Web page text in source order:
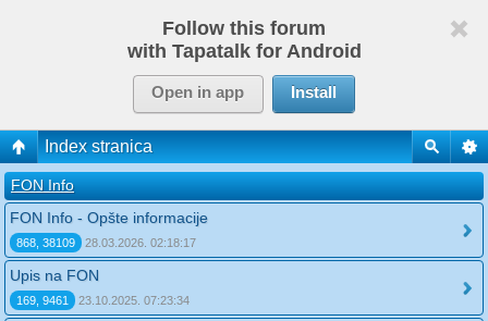
Follow this forum
with Tapatalk for Android
Open in app Install
Index stranica
FON Info
FON Info - Opšte informacije
868, 38109 28.03.2026. 02:18:17
Upis na FON
169, 9461 23.10.2025. 07:23:34